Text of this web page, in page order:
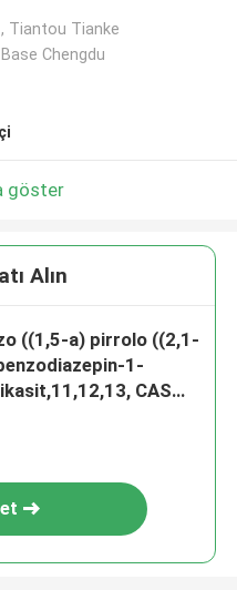
Tiantou Tianke
Chengdu
göster
Alın
((1,5-a) pirrolo ((2,1-
1-
CAS